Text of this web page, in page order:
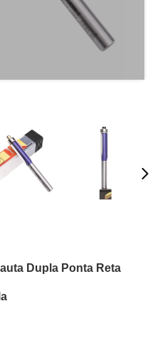
Dupla Ponta Reta